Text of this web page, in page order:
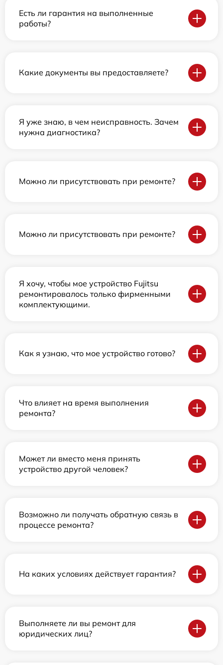
Есть ли гарантия на выполненные
работы?
Какие документы вы предоставляете?
Я уже знаю, в чем неисправность. Зачем
нужна диагностика?
Можно ли присутствовать при ремонте?
Можно ли присутствовать при ремонте?
Я хочу, чтобы мое устройство Fujitsu
ремонтировалось только фирменными
комплектующими.
Как я узнаю, что мое устройство готово?
Что влияет на время выполнения
ремонта?
Может ли вместо меня принять
устройство другой человек?
Возможно ли получать обратную связь в
процессе ремонта?
На каких условиях действует гарантия?
Выполняете ли вы ремонт для
юридических лиц?